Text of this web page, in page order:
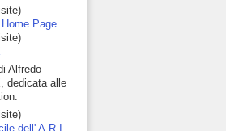
Home Page
Alfredo
dedicata alle
dell' A.R.I.